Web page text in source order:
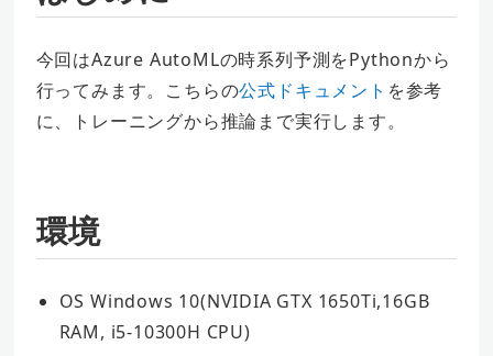
今回はAzure AutoMLの時系列予測をPythonから
行ってみます。こちらの公式ドキュメント を参考
に、トレーニングから推論まで実行します。
環境
OS Windows 10(NVIDIA GTX 1650Ti,16GB
RAM, i5-10300H CPU)